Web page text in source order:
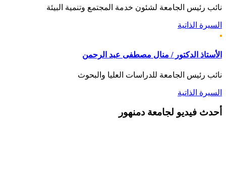
نائب رئيس الجامعة لشئون خدمة المجتمع وتنمية البيئة
السيرة الذاتية
الأستاذ الدكتور / منال مصطفى عبد الرحمن
نائب رئيس الجامعة للدراسات العليا والبحوث
السيرة الذاتية
أحدث فيديو لجامعة دمنهور